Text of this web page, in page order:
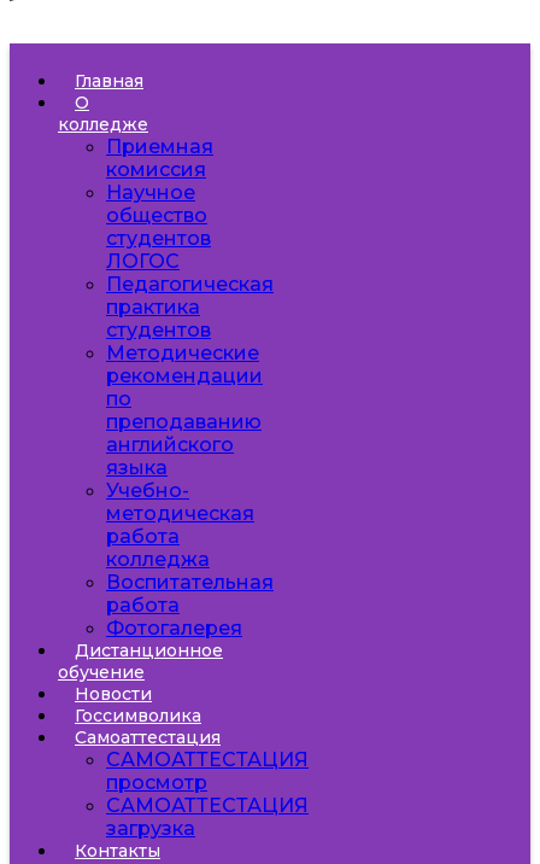
Главная
О
колледже
Приемная
комиссия
Научное
общество
студентов
ЛОГОС
Педагогическая
практика
студентов
Методические
рекомендации
по
преподаванию
английского
языка
Учебно-
методическая
работа
колледжа
Воспитательная
работа
Фотогалерея
Дистанционное
обучение
Новости
Госсимволика
Самоаттестация
САМОАТТЕСТАЦИЯ
просмотр
САМОАТТЕСТАЦИЯ
загрузка
Контакты